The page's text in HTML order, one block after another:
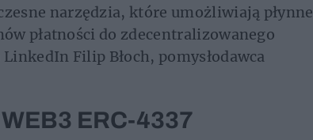
narzędzia, które umożliwiają płynne
płatności do zdecentralizowanego
Filip Błoch, pomysłodawca
ERC-4337